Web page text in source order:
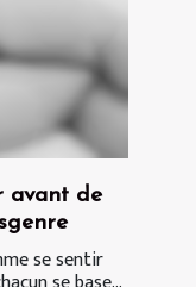
avant de
se sentir